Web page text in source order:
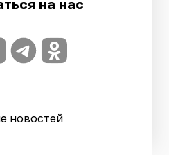
на нас
новостей